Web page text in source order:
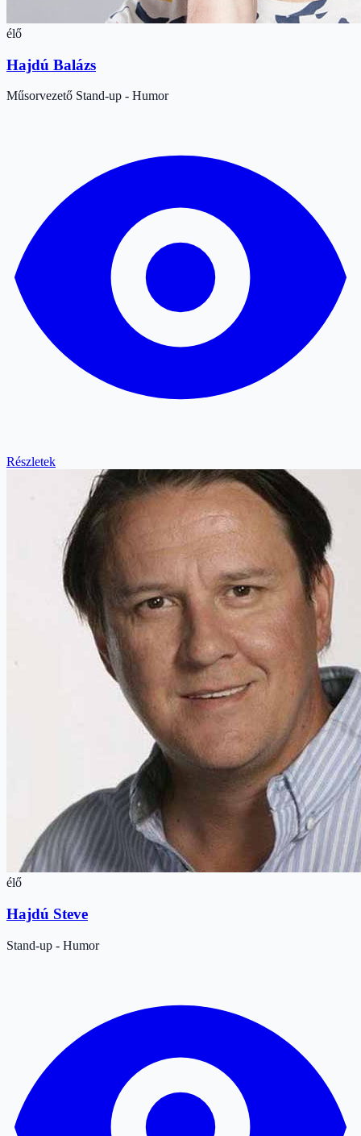
élő
Hajdú Balázs
Műsorvezető Stand-up - Humor
Részletek
élő
Hajdú Steve
Stand-up - Humor